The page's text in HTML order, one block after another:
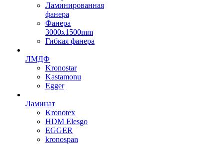
Ламинированная
фанера
Фанера
3000х1500mm
Гибкая фанера
ЛМДФ
Kronostar
Kastamonu
Egger
Ламинат
Kronotex
HDM Elesgo
EGGER
kronospan